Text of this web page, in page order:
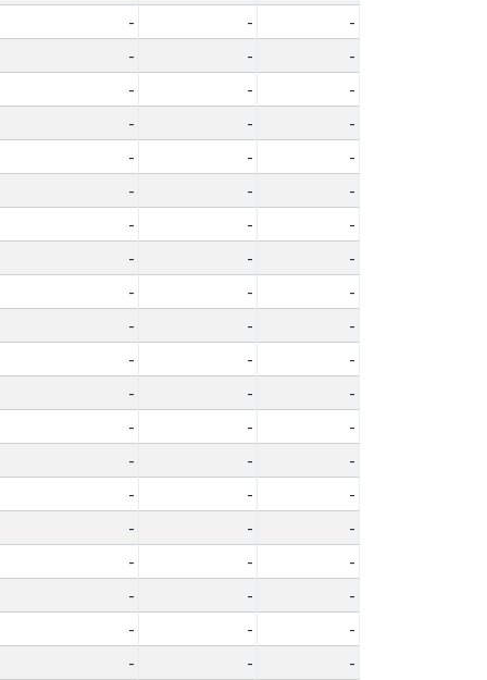
- -
-
- -
-
- -
-
- -
-
- -
-
- -
-
- -
-
- -
-
- -
-
- -
-
- -
-
- -
-
- -
-
- -
-
- -
-
- -
-
- -
-
- -
-
- -
-
- -
-